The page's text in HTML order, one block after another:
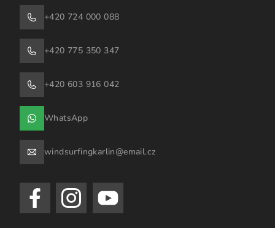
+420 724 000 088
+420 775 350 347
+420 603 916 042
WhatsApp
windsurfingkarlin@email.cz